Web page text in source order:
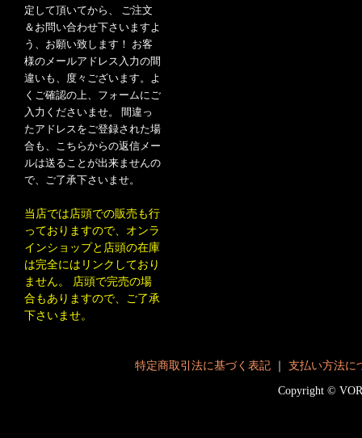
定して頂いてから、 ご注文
＆お問い合わせ下さいますよ
う、お願い致します！ お客
様のメールアドレス入力の間
違いも、度々ございます。よ
くご確認の上、フォームにご
入力くださいませ。 間違っ
たアドレスをご登録された場
合も、こちらからの返信メー
ルは送ることが出来ませんの
で、ご了承下さいませ。
当店では店頭での販売も行
っておりますので、オンラ
インショップと店頭の在庫
は完全にはリンクしており
ません。 店頭で完売の場
合もありますので、ご了承
下さいませ。
特定商取引法に基づく表記｜ 支払い方法に
Copyright ©